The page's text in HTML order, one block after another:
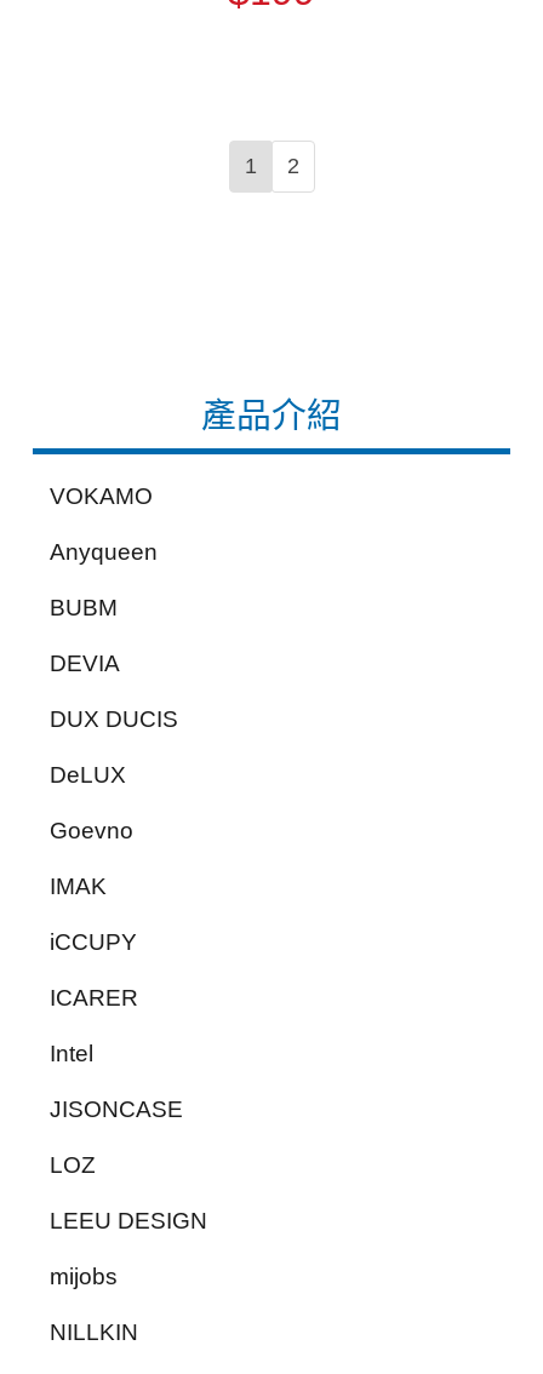
產品介紹
VOKAMO
Anyqueen
BUBM
DEVIA
DUX DUCIS
DeLUX
Goevno
IMAK
iCCUPY
ICARER
Intel
JISONCASE
LOZ
LEEU DESIGN
mijobs
NILLKIN
1 2